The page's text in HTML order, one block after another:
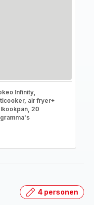
Infinity,
air fryer+
20
4 personen